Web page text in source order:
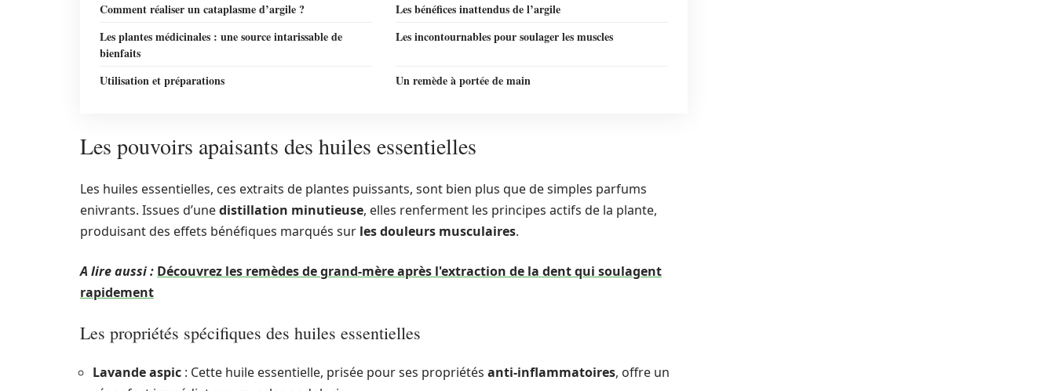
Comment réaliser un cataplasme d’argile ?
Les bénéfices inattendus de l’argile
Les plantes médicinales : une source intarissable de
bienfaits
Les incontournables pour soulager les muscles
Utilisation et préparations Un remède à portée de main
Les pouvoirs apaisants des huiles essentielles
Les huiles essentielles, ces extraits de plantes puissants, sont bien plus que de simples parfums
enivrants. Issues d’unedistillation minutieuse, elles renferment les principes actifs de la plante,
produisant des effets bénéfiques marqués sur les douleurs musculaires.
A lire aussi : Découvrez les remèdes de grand-mère après l'extraction de la dent qui soulagent
rapidement
Les propriétés spécifiques des huiles essentielles
Lavande aspic : Cette huile essentielle, prisée pour ses propriétés anti-inflammatoires, offre un